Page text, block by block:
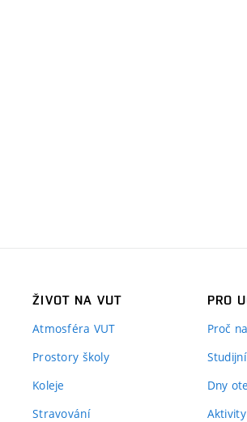
ŽIVOT NA VUT
Atmosféra VUT
Prostory školy
Koleje
Stravování
PRO
Proč
Dny